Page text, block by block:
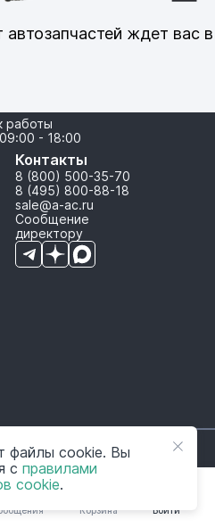
Войти
Корзина
ждет вас в
работы
- 18:00
Контакты
8 (800) 500-35-70
8 (495) 800-88-18
sale@a-ac.ru
Сообщение
директору
данных
и контроля
файлы cookie. Вы
с правилами
cookie.